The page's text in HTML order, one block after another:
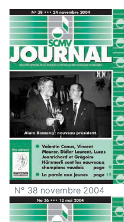
N° 38 novembre 2004